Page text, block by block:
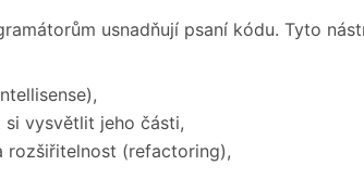
usnadňují psaní kódu. Tyto
vysvětlit jeho části,
rozšiřitelnost (refactoring),